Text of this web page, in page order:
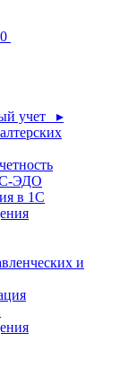
учет ▸
ЭДО
в 1С
и